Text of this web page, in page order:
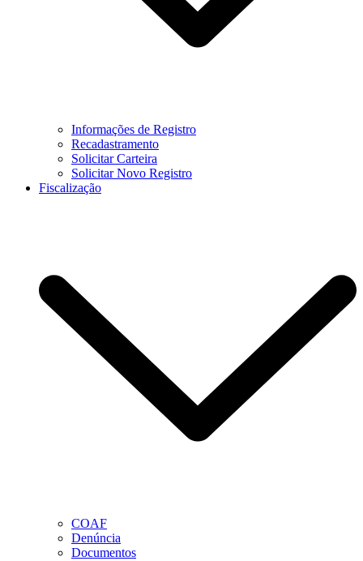
Informações de Registro
Recadastramento
Solicitar Carteira
Solicitar Novo Registro
Fiscalização
COAF
Denúncia
Documentos